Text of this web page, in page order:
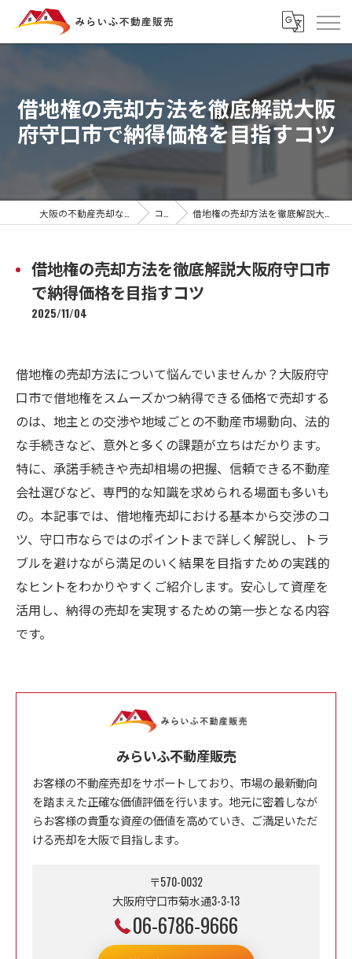
借地権の売却方法を徹底解説大阪
府守口市で納得価格を目指すコツ
コラム 借地権の売却方法を徹底解説大阪府守口市で納得価格を目指すコツ
借地権の売却方法を徹底解説大阪府守口市
で納得価格を目指すコツ
2025/11/04
借地権の売却方法について悩んでいませんか？大阪府守
口市で借地権をスムーズかつ納得できる価格で売却する
のは、地主との交渉や地域ごとの不動産市場動向、法的
な手続きなど、意外と多くの課題が立ちはだかります。
特に、承諾手続きや売却相場の把握、信頼できる不動産
会社選びなど、専門的な知識を求められる場面も多いも
の。本記事では、借地権売却における基本から交渉のコ
ツ、守口市ならではのポイントまで詳しく解説し、トラ
ブルを避けながら満足のいく結果を目指すための実践的
なヒントをわかりやすくご紹介します。安心して資産を
活用し、納得の売却を実現するための第一歩となる内容
です。
みらいふ不動産販売
お客様の不動産売却をサポートしており、市場の最新動向
を踏まえた正確な価値評価を行います。地元に密着しなが
らお客様の貴重な資産の価値を高めていき、ご満足いただ
ける売却を大阪で目指します。
〒570-0032
大阪府守口市菊水通3-3-13
06-6786-9666